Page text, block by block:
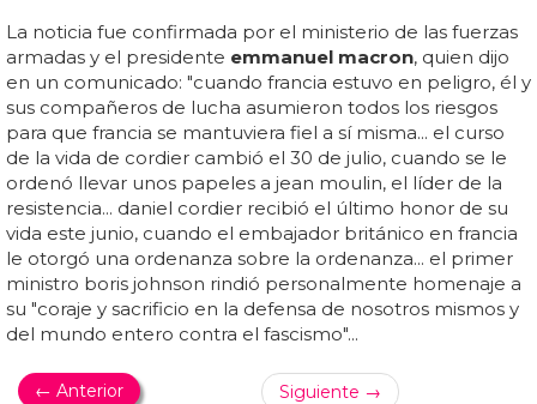
La noticia fue confirmada por el ministerio de las fuerzas
armadas y el presidente emmanuel macron, quien dijo
en un comunicado: "cuando francia estuvo en peligro, él y
sus compañeros de lucha asumieron todos los riesgos
para que francia se mantuviera fiel a sí misma... el curso
de la vida de cordier cambió el 30 de julio, cuando se le
ordenó llevar unos papeles a jean moulin, el líder de la
resistencia... daniel cordier recibió el último honor de su
vida este junio, cuando el embajador británico en francia
le otorgó una ordenanza sobre la ordenanza... el primer
ministro boris johnson rindió personalmente homenaje a
su "coraje y sacrificio en la defensa de nosotros mismos y
del mundo entero contra el fascismo"...
← Anterior Siguiente →